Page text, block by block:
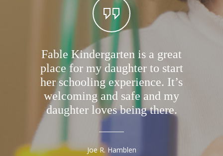
Fable Kindergarten is a great
place for my daughter to start
her schooling experience. It’s
welcoming and safe and my
daughter loves being there.
Joe R. Hamblen